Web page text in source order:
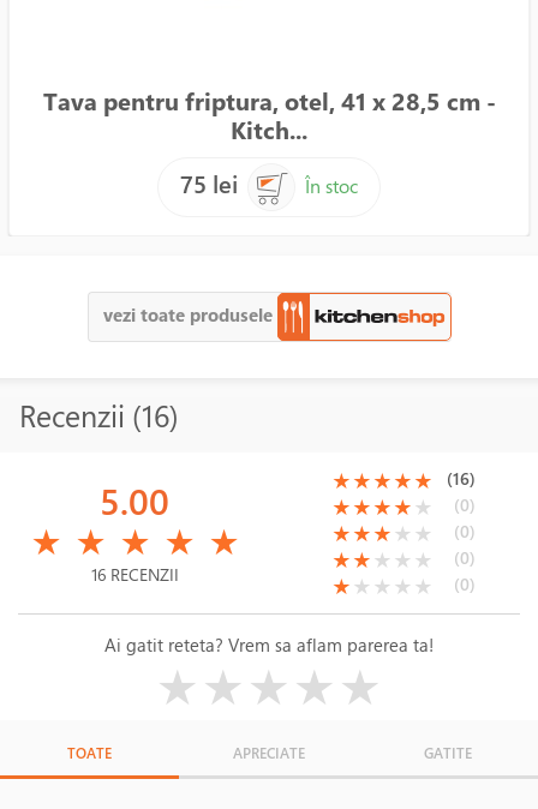
Tava pentru friptura, otel, 41 x 28,5 cm -
Kitch...
75 lei
În stoc
vezi toate produsele
Recenzii (16)
5.00
★ ★ ★ ★ ★
16 RECENZII
(*)
★(*)
★(*)
★(*)
★(*)
★ (16)
(*)
★(*)
★(*)
★(*)
★( )
★ (0)
(*)
★(*)
★(*)
★( )
★ ( )
★ (0)
(*)
★(*)
★( )
★ ( )
★ ( )
★ (0)
(*)
★( )
★ ( )
★ ( )
★ ( )
★ (0)
Ai gatit reteta? Vrem sa aflam parerea ta!
★★★★★
TOATE APRECIATE GATITE